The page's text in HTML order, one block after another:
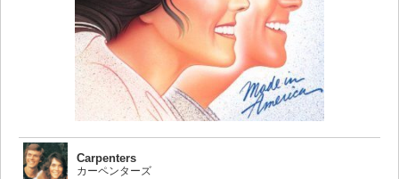
Carpenters
カーペンターズ